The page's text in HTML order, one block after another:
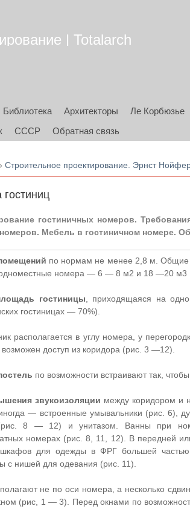
| Totalarch
Библиотека Архитекторы Ле Корбюзье
СССР Обратная связь
Строительное проектирование. Эрнст
гостиничных номеров.
Мебель в гостиничном номере.
по нормам не менее 2,8 м. Общие
номера — 6 — 8 м2 и 18 —20 м3
гостиницы , приходящаяся на
гостиницах — 70%).
располагается в углу номера, у
возможен доступ из коридора (рис. 3 —12).
по возможности встраивают так,
звукоизоляции между коридором и
— встроенные умывальники (рис. 6),
8 — 12) и унитазом. Ванны при
номерах (рис. 8, 11, 12). В передней
шкафов для одежды в ФРГ большей
с нишей для одевания (рис. 11).
не по оси номера, а несколько
(рис, 1 — 3). Перед окнами по